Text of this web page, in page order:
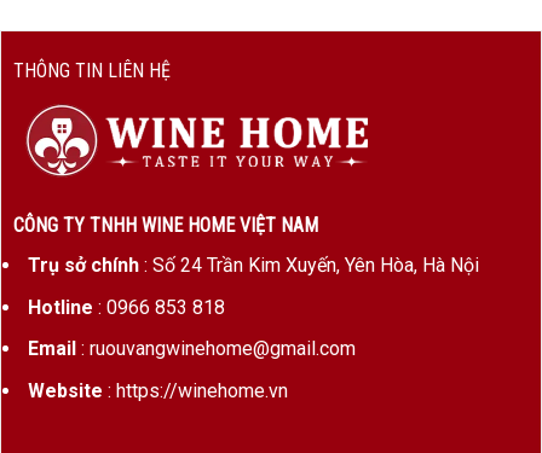
THÔNG TIN LIÊN HỆ
CÔNG TY TNHH WINE HOME VIỆT NAM
Trụ sở chính: Số 24 Trần Kim Xuyến, Yên Hòa, Hà Nội
Hotline : 0966 853 818
Email : ruouvangwinehome@gmail.com
Website : https://winehome.vn